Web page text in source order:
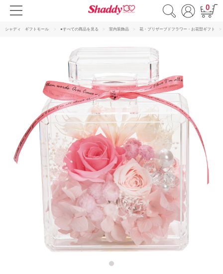
0
シャディ ギフトモール ●すべての商品を見る 室内装飾品 花・プリザーブドフラワー・お花型ギフト